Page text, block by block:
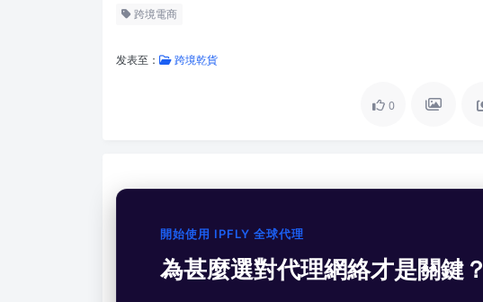
跨境電商
发表至： 跨境乾貨
0
開始使用 IPFLY 全球代理
為甚麼選對代理網絡才是關鍵？